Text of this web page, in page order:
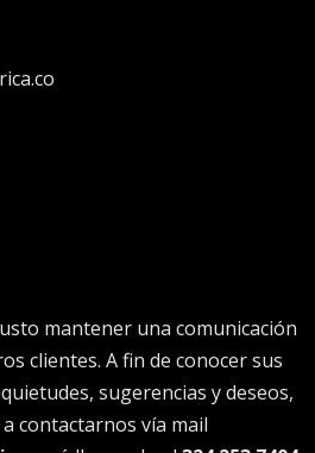
mantener una comunicación
clientes. A fin de conocer sus
sugerencias y deseos,
contactarnos vía mail